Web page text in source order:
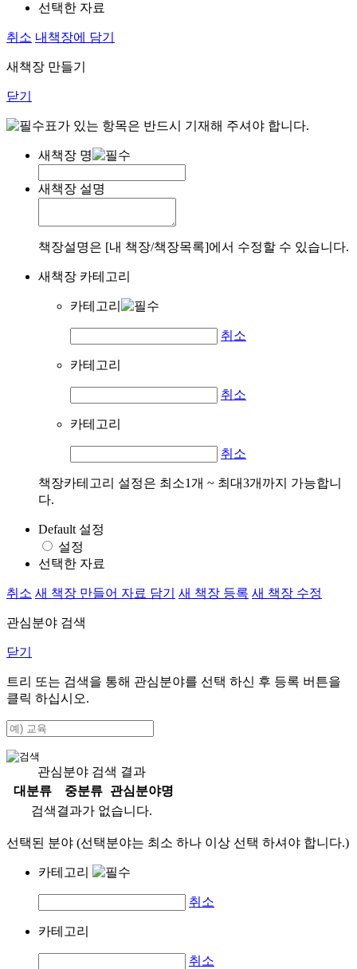
선택한 자료
취소 내책장에 담기
새책장 만들기
닫기
표가 있는 항목은 반드시 기재해 주셔야 합니다.
새책장 명
새책장 설명
책장설명은 [내 책장/책장목록]에서 수정할 수 있습니다.
새책장 카테고리
카테고리
취소
카테고리
취소
카테고리
취소
책장카테고리 설정은 최소1개 ~ 최대3개까지 가능합니
다.
Default 설정
설정
선택한 자료
취소 새 책장 만들어 자료 담기 새 책장 등록 새 책장 수정
관심분야 검색
닫기
트리 또는 검색을 통해 관심분야를 선택 하신 후 등록 버튼을
클릭 하십시오.
관심분야 검색 결과
대분류
중분류
관심분야명
검색결과가 없습니다.
선택된 분야 (선택분야는 최소 하나 이상 선택 하셔야 합니다.)
카테고리
취소
카테고리
취소